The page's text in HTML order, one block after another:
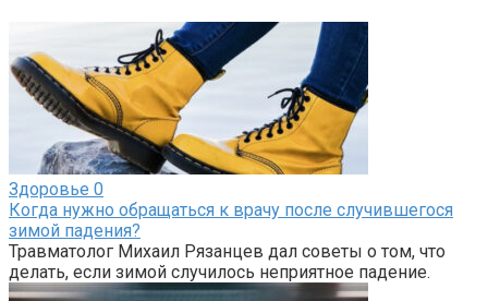
Здоровье 0
Когда нужно обращаться к врачу после случившегося
зимой падения?
Травматолог Михаил Рязанцев дал советы о том, что
делать, если зимой случилось неприятное падение.